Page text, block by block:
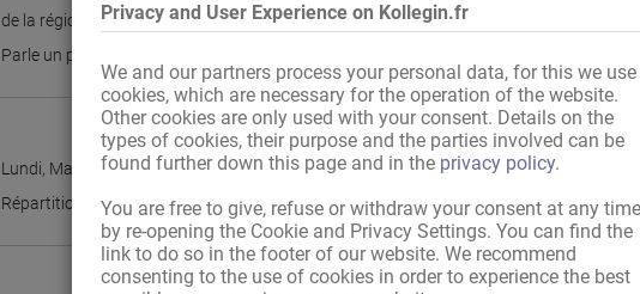
Privacy and User Experience on Kollegin.fr
We and our partners process your personal data, for this we use
cookies, which are necessary for the operation of the website.
Other cookies are only used with your consent. Details on the
types of cookies, their purpose and the parties involved can be
found further down this page and in the privacy policy.
You are free to give, refuse or withdraw your consent at any time
by re-opening the Cookie and Privacy Settings. You can find the
link to do so in the footer of our website. We recommend
consenting to the use of cookies in order to experience the best
de la région Allemagne,Pays UE, international, avec papiers
Parle un peu allemand
Lundi, Mardi Mercredi,Jeudi ,Vendredi,Samedi ,Dimanche
Répartition flexible du temps